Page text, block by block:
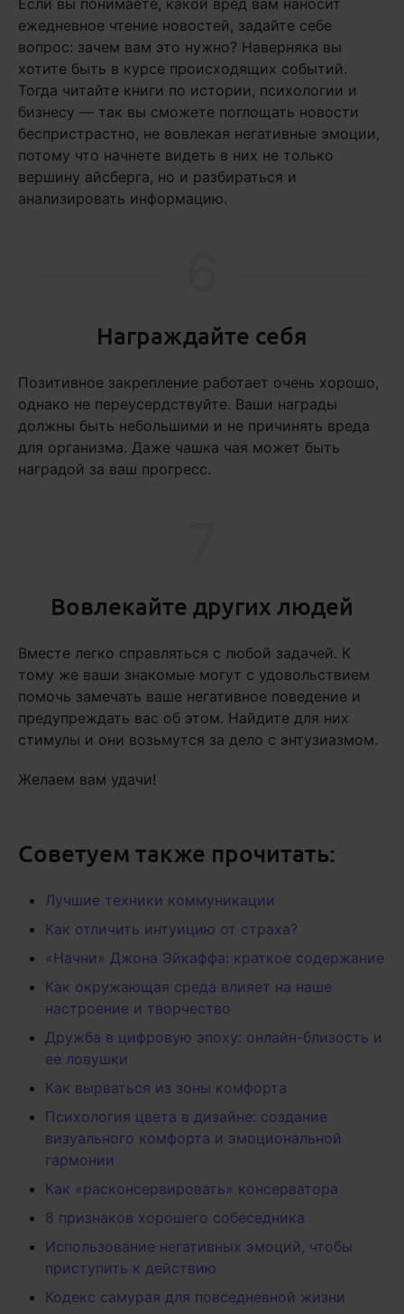
Если вы понимаете, какой вред вам наносит
ежедневное чтение новостей, задайте себе
вопрос: зачем вам это нужно? Наверняка вы
хотите быть в курсе происходящих событий.
Тогда читайте книги по истории, психологии и
бизнесу — так вы сможете поглощать новости
беспристрастно, не вовлекая негативные эмоции,
потому что начнете видеть в них не только
вершину айсберга, но и разбираться и
анализировать информацию.
Награждайте себя
Позитивное закрепление работает очень хорошо,
однако не переусердствуйте. Ваши награды
должны быть небольшими и не причинять вреда
для организма. Даже чашка чая может быть
наградой за ваш прогресс.
Вовлекайте других людей
Вместе легко справляться с любой задачей. К
тому же ваши знакомые могут с удовольствием
помочь замечать ваше негативное поведение и
предупреждать вас об этом. Найдите для них
стимулы и они возьмутся за дело с энтузиазмом.
Желаем вам удачи!
Советуем также прочитать:
Лучшие техники коммуникации
Как отличить интуицию от страха?
«Начни» Джона Эйкаффа: краткое содержание
Как окружающая среда влияет на наше
настроение и творчество
Дружба в цифровую эпоху: онлайн-близость и
ее ловушки
Как вырваться из зоны комфорта
Психология цвета в дизайне: создание
визуального комфорта и эмоциональной
гармонии
Как «расконсервировать» консерватора
8 признаков хорошего собеседника
Использование негативных эмоций, чтобы
приступить к действию
Кодекс самурая для повседневной жизни